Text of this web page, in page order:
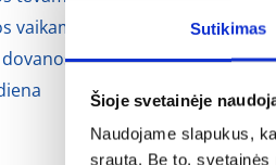
Sutikimas
Šioje svetainėje
Naudojame slapukus,
srautą. Be to,
vaikams
kalėdoms